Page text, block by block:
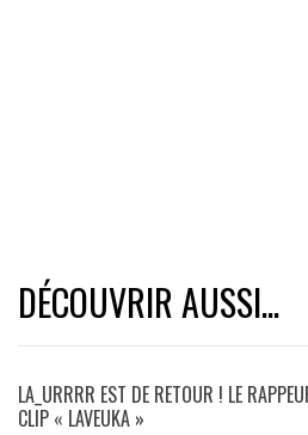
DÉCOUVRIR AUSSI...
LA_URRRR EST DE RETOUR ! LE
CLIP « LAVEUKA »